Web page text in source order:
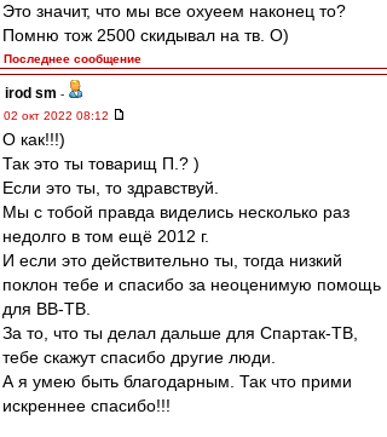
Это значит, что мы все охуеем наконец то?
Помню тож 2500 скидывал на тв. О)
Последнее сообщение
irod sm -
02 окт 2022 08:12
О как!!!)
Так это ты товарищ П.? )
Если это ты, то здравствуй.
Мы с тобой правда виделись несколько раз
недолго в том ещё 2012 г.
И если это действительно ты, тогда низкий
поклон тебе и спасибо за неоценимую помощь
для ВВ-ТВ.
За то, что ты делал дальше для Спартак-ТВ,
тебе скажут спасибо другие люди.
А я умею быть благодарным. Так что прими
искреннее спасибо!!!